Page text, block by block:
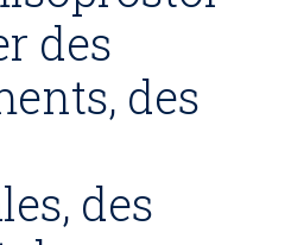
des
des
des